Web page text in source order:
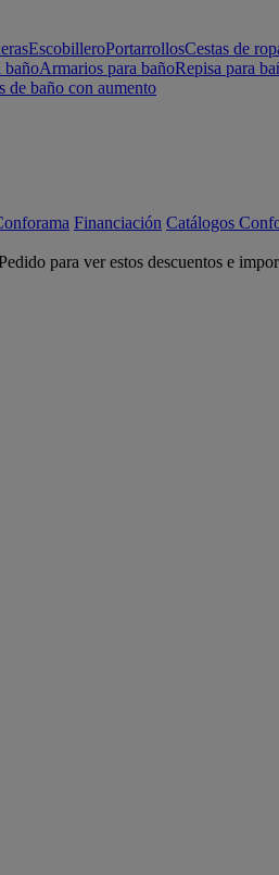
EscobilleroPortarrollosCestas de
bañoArmarios para bañoRepisa para
de baño con aumento
Financiación Catálogos
para ver estos descuentos e